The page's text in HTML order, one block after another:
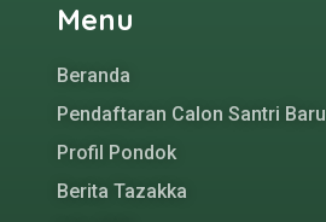
Menu
Beranda
Pendaftaran Calon Santri Baru
Profil Pondok
Berita Tazakka